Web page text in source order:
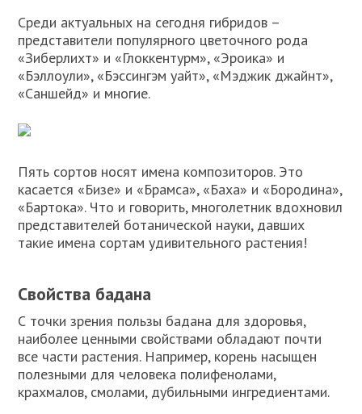
Среди актуальных на сегодня гибридов –
представители популярного цветочного рода
«Зиберлихт» и «Глоккентурм», «Эроика» и
«Бэллоули», «Бэссингэм уайт», «Мэджик джайнт»,
«Саншейд» и многие.
Пять сортов носят имена композиторов. Это
касается «Бизе» и «Брамса», «Баха» и «Бородина»,
«Бартока». Что и говорить, многолетник вдохновил
представителей ботанической науки, давших
такие имена сортам удивительного растения!
Свойства бадана
С точки зрения пользы бадана для здоровья,
наиболее ценными свойствами обладают почти
все части растения. Например, корень насыщен
полезными для человека полифенолами,
крахмалов, смолами, дубильными ингредиентами.